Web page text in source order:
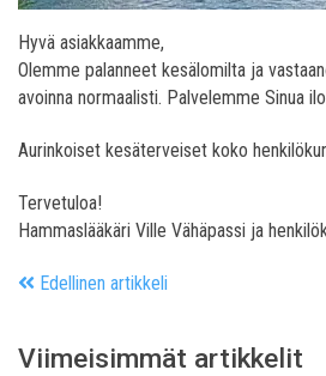
Hyvä asiakkaamme,
Olemme palanneet kesälomilta ja
avoinna normaalisti. Palvelemme Sinua
Aurinkoiset kesäterveiset koko
Tervetuloa!
Hammaslääkäri Ville Vähäpassi ja
Edellinen artikkeli
Viimeisimmät artikkelit